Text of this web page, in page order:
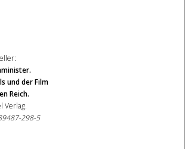
und der Film
Reich.
Verlag.
298-5